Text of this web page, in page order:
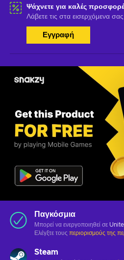
Ψάχνετε για καλές
Λάβετε τις στα εισερχόμενα σας
Εγγραφή
Παγκόσμια
Μπορεί να ενεργοποιηθεί σε
Ελέγξτε τους περιορισμούς της
Steam